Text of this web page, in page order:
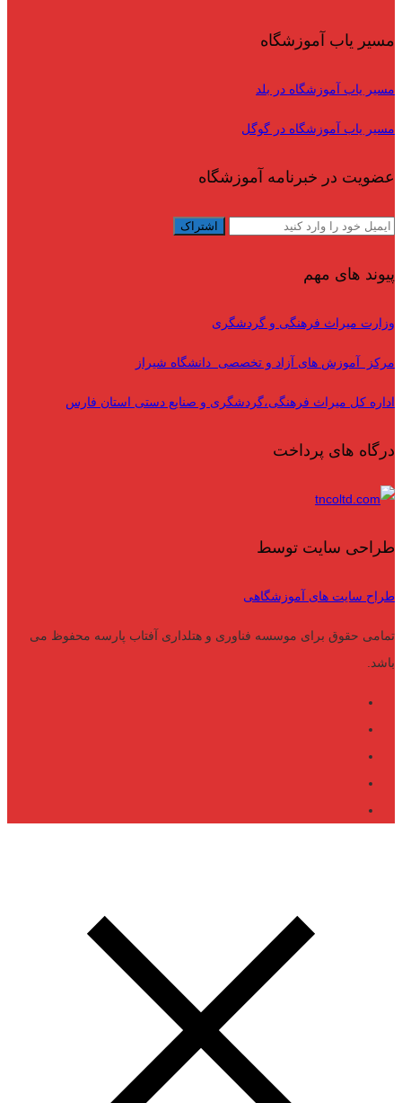
مسیر یاب آموزشگاه
مسیر یاب آموزشگاه در بلد
مسیر یاب آموزشگاه در گوگل
عضویت در خبرنامه آموزشگاه
پیوند های مهم
وزارت میراث فرهنگی و گردشگری
مرکز آموزش های آزاد و تخصصی دانشگاه شیراز
اداره کل میراث فرهنگی،گردشگری و صنایع دستی استان فارس
درگاه های پرداخت
طراحی سایت توسط
طراح سایت های آموزشگاهی
تمامی حقوق برای موسسه فناوری و هتلداری آفتاب پارسه محفوظ می
باشد.